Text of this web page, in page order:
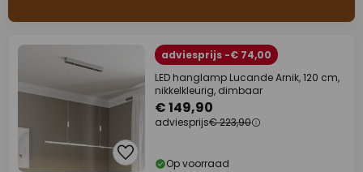
adviesprijs -€ 74,00
LED hanglamp Lucande Arnik, 120 cm,
nikkelkleurig, dimbaar
€ 149,90
adviesprijs€ 223,90
Op voorraad